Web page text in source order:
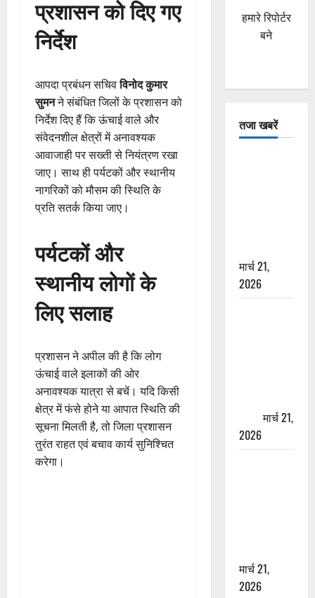
प्रशासन को दिए गए
निर्देश
आपदा प्रबंधन सचिवविनोद कुमार
सुमनने संबंधित जिलों के प्रशासन को
निर्देश दिए हैं कि ऊंचाई वाले और
संवेदनशील क्षेत्रों में अनावश्यक
आवाजाही पर सख्ती से नियंत्रण रखा
जाए। साथ ही पर्यटकों और स्थानीय
नागरिकों को मौसम की स्थिति के
प्रति सतर्क किया जाए।
पर्यटकों और
स्थानीय लोगों के
लिए सलाह
प्रशासन ने अपील की है कि लोग
ऊंचाई वाले इलाकों की ओर
अनावश्यक यात्रा से बचें। यदि किसी
क्षेत्र में फंसे होने या आपात स्थिति की
सूचना मिलती है, तो जिला प्रशासन
तुरंत राहत एवं बचाव कार्य सुनिश्चित
करेगा।
हमारे रिपोर्टर
बने
तजा खबरें
मार्च 21,
2026
मार्च 21,
2026
मार्च 21,
2026